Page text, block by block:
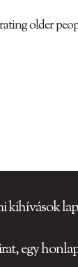
older
kihívások
egy